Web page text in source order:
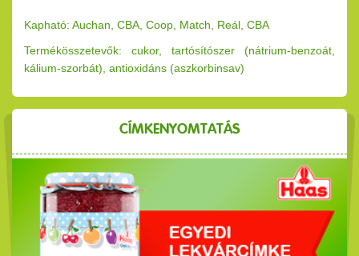
Kapható: Auchan, CBA, Coop, Match, Reál, CBA
Termékösszetevők: cukor, tartósítószer (nátrium-benzoát,
kálium-szorbát), antioxidáns (aszkorbinsav)
CÍMKENYOMTATÁS